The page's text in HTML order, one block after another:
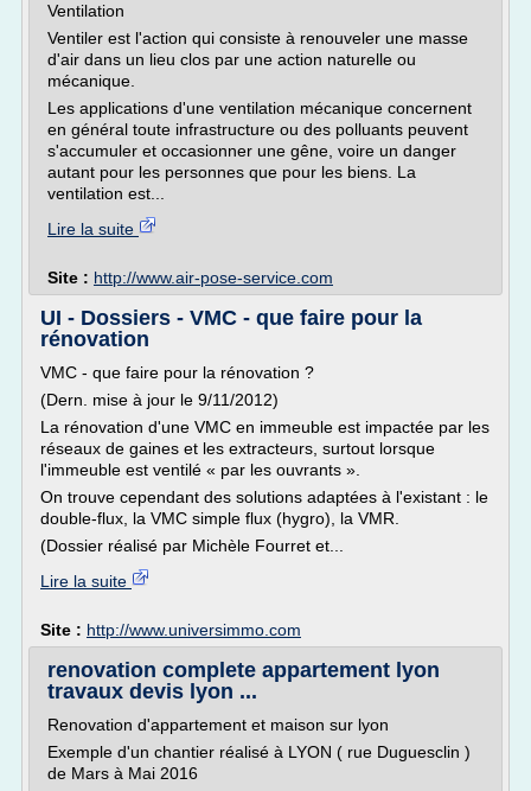
Ventilation
Ventiler est l'action qui consiste à renouveler une masse
d'air dans un lieu clos par une action naturelle ou
mécanique.
Les applications d'une ventilation mécanique concernent
en général toute infrastructure ou des polluants peuvent
s'accumuler et occasionner une gêne, voire un danger
autant pour les personnes que pour les biens. La
ventilation est...
Lire la suite
Site : http://www.air-pose-service.com
UI - Dossiers - VMC - que faire pour la
rénovation
VMC - que faire pour la rénovation ?
(Dern. mise à jour le 9/11/2012)
La rénovation d'une VMC en immeuble est impactée par les
réseaux de gaines et les extracteurs, surtout lorsque
l'immeuble est ventilé « par les ouvrants ».
On trouve cependant des solutions adaptées à l'existant : le
double-flux, la VMC simple flux (hygro), la VMR.
(Dossier réalisé par Michèle Fourret et...
Lire la suite
Site : http://www.universimmo.com
renovation complete appartement lyon
travaux devis lyon ...
Renovation d'appartement et maison sur lyon
Exemple d'un chantier réalisé à LYON ( rue Duguesclin )
de Mars à Mai 2016